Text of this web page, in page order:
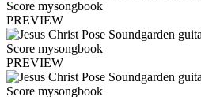
PREVIEW
PREVIEW